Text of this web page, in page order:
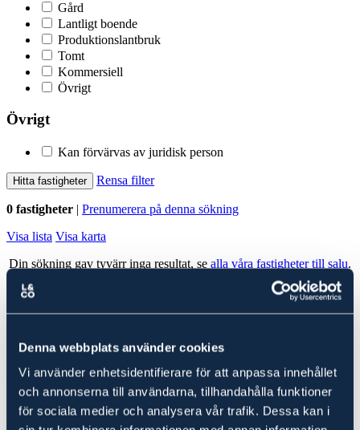
Denna webbplats använder cookies
Vi använder enhetsidentifierare för att anpassa innehållet
och annonserna till användarna, tillhandahålla funktioner
för sociala medier och analysera vår trafik. Dessa kan i
Gård
Lantligt boende
Produktionslantbruk
Tomt
Kommersiell
Övrigt
Övrigt
Kan förvärvas av juridisk person
Hitta fastigheter Rensa filter
0 fastigheter | Prenumerera på denna sökning
Visa lista Visa karta
Din sökning gav tyvärr inga resultat, se alla våra fastigheter till salu.
Ludvig & Co Fastighetsförmedling är landets största förmedlare av
skog- och lantbruksfastigheter. Vi hjälper också varje år många
kunder att köpa en fastighet genom att ge rådgivning till spekulanter
i form av köp- och investeringskalkyler samt värdering.